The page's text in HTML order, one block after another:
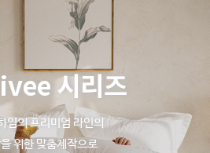
시리즈
임의 프리미엄 라인의
위한 맞춤제작으로